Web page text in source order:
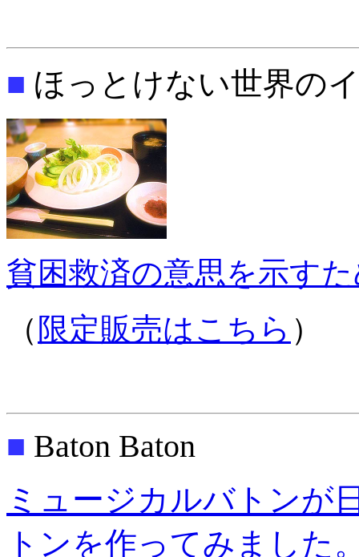
■ ほっとけない世界の
貧困救済の意思を示す
（ 限定販売はこちら ）
■ Baton Baton
ミュージカルバトンが
トンを作ってみました